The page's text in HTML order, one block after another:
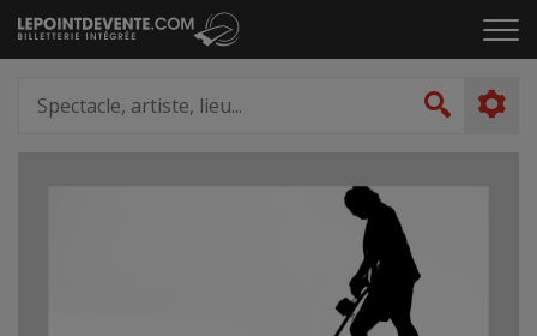
Passer
au
le
artiste,
lieu...